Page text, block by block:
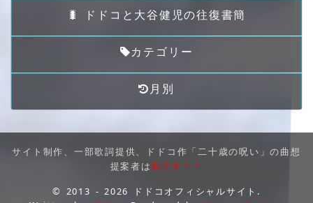
🐛 ドドコと大谷健児の往復書簡
カテゴリー
月別
サイト制作、一部歌詞提供、ドドコ作「二十歳の呪い」の曲想
提案者は私です＾＾
© 2013 - 2026 ドドコオフィシャルサイト.